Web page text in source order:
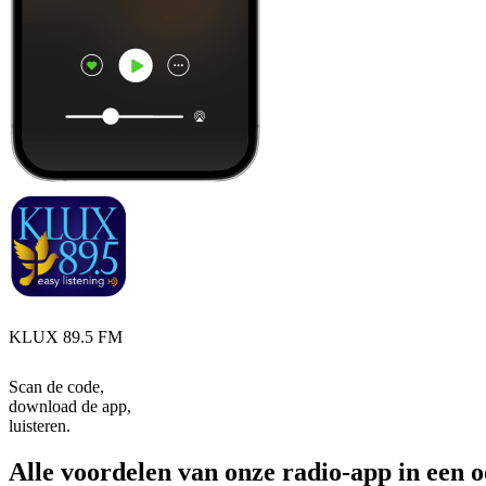
KLUX 89.5 FM
Scan de code,
download de app,
luisteren.
Alle voordelen van onze radio-app in een